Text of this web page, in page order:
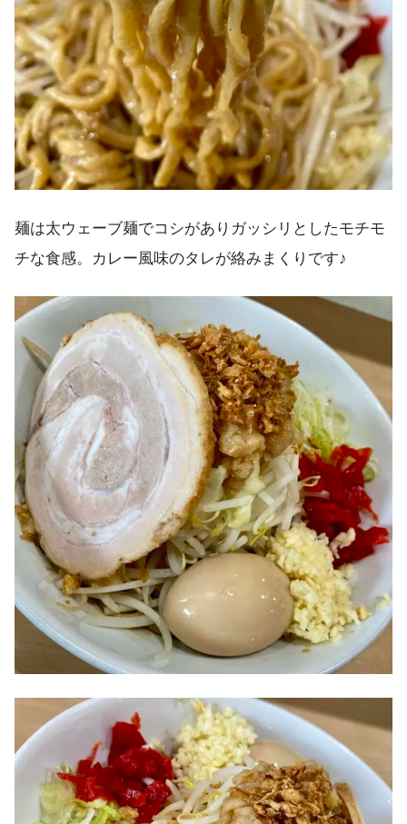
麺は太ウェーブ麺でコシがありガッシリとしたモチモ
チな食感。カレー風味のタレが絡みまくりです♪